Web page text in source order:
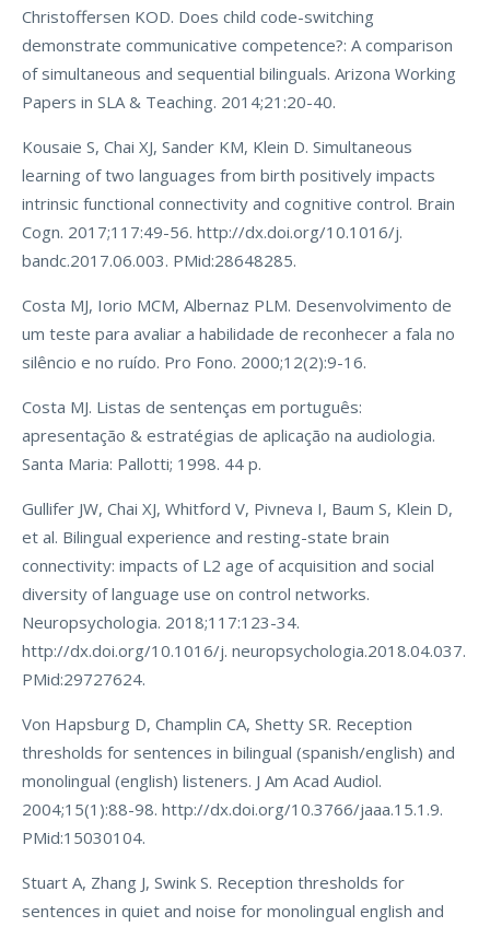
Christoffersen KOD. Does child code-switching
demonstrate communicative competence?: A comparison
of simultaneous and sequential bilinguals. Arizona Working
Papers in SLA & Teaching. 2014;21:20-40.
Kousaie S, Chai XJ, Sander KM, Klein D. Simultaneous
learning of two languages from birth positively impacts
intrinsic functional connectivity and cognitive control. Brain
Cogn. 2017;117:49-56. http://dx.doi.org/10.1016/j.
bandc.2017.06.003. PMid:28648285.
Costa MJ, Iorio MCM, Albernaz PLM. Desenvolvimento de
um teste para avaliar a habilidade de reconhecer a fala no
silêncio e no ruído. Pro Fono. 2000;12(2):9-16.
Costa MJ. Listas de sentenças em português:
apresentação & estratégias de aplicação na audiologia.
Santa Maria: Pallotti; 1998. 44 p.
Gullifer JW, Chai XJ, Whitford V, Pivneva I, Baum S, Klein D,
et al. Bilingual experience and resting-state brain
connectivity: impacts of L2 age of acquisition and social
diversity of language use on control networks.
Neuropsychologia. 2018;117:123-34.
http://dx.doi.org/10.1016/j. neuropsychologia.2018.04.037.
PMid:29727624.
Von Hapsburg D, Champlin CA, Shetty SR. Reception
thresholds for sentences in bilingual (spanish/english) and
monolingual (english) listeners. J Am Acad Audiol.
2004;15(1):88-98. http://dx.doi.org/10.3766/jaaa.15.1.9.
PMid:15030104.
Stuart A, Zhang J, Swink S. Reception thresholds for
sentences in quiet and noise for monolingual english and